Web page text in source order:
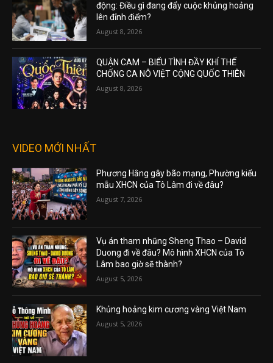
động: Điều gì đang đẩy cuộc khủng hoảng
lên đỉnh điểm?
August 8, 2026
QUẬN CAM – BIỂU TÌNH ĐẦY KHÍ THẾ
CHỐNG CA NÔ VIỆT CỘNG QUỐC THIÊN
August 8, 2026
VIDEO MỚI NHẤT
Phương Hằng gây bão mạng, Phường kiểu
mẫu XHCN của Tô Lâm đi về đâu?
August 7, 2026
Vụ án tham nhũng Sheng Thao – David
Duong đi về đâu? Mô hình XHCN của Tô
Lâm bao giờ sẽ thành?
August 5, 2026
Khủng hoảng kim cương vàng Việt Nam
August 5, 2026